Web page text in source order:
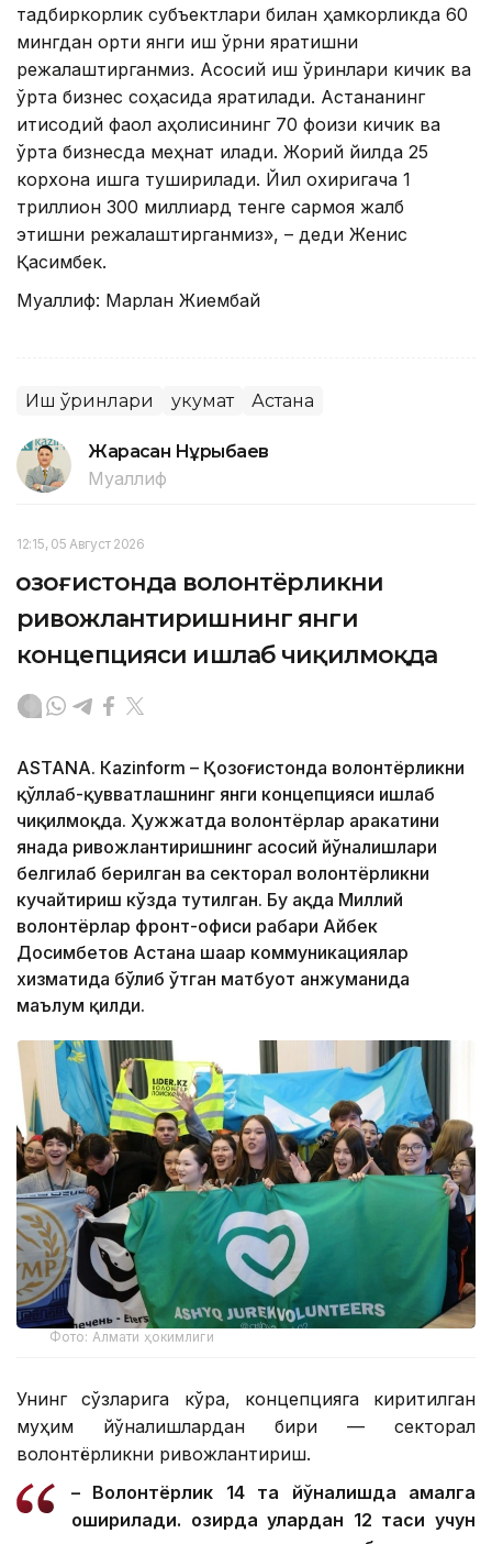
тадбиркорлик субъектлари билан ҳамкорликда 60
мингдан ортиқ янги иш ўрни яратишни
режалаштирганмиз. Асосий иш ўринлари кичик ва
ўрта бизнес соҳасида яратилади. Астананинг
иқтисодий фаол аҳолисининг 70 фоизи кичик ва
ўрта бизнесда меҳнат қилади. Жорий йилда 25
корхона ишга туширилади. Йил охиригача 1
триллион 300 миллиард тенге сармоя жалб
этишни режалаштирганмиз», – деди Женис
Қасимбек.
Муаллиф: Марлан Жиембай
Иш ўринлари Ҳукумат Астана
Жарасқан Нұрыбаев
Муаллиф
12:15, 05 Август 2026
Қозоғистонда волонтёрликни
ривожлантиришнинг янги
концепцияси ишлаб чиқилмоқда
ASTANА. Кazinform – Қозоғистонда волонтёрликни
қўллаб-қувватлашнинг янги концепцияси ишлаб
чиқилмоқда. Ҳужжатда волонтёрлар ҳаракатини
янада ривожлантиришнинг асосий йўналишлари
белгилаб берилган ва секторал волонтёрликни
кучайтириш кўзда тутилган. Бу ҳақда Миллий
волонтёрлар фронт-офиси раҳбари Айбек
Досимбетов Астана шаҳар коммуникациялар
хизматида бўлиб ўтган матбуот анжуманида
маълум қилди.
Фото: Алмати ҳокимлиги
Унинг сўзларига кўра, концепцияга киритилган
муҳим йўналишлардан бири — секторал
волонтёрликни ривожлантириш.
– Волонтёрлик 14 та йўналишда амалга
оширилади. Ҳозирда улардан 12 таси учун